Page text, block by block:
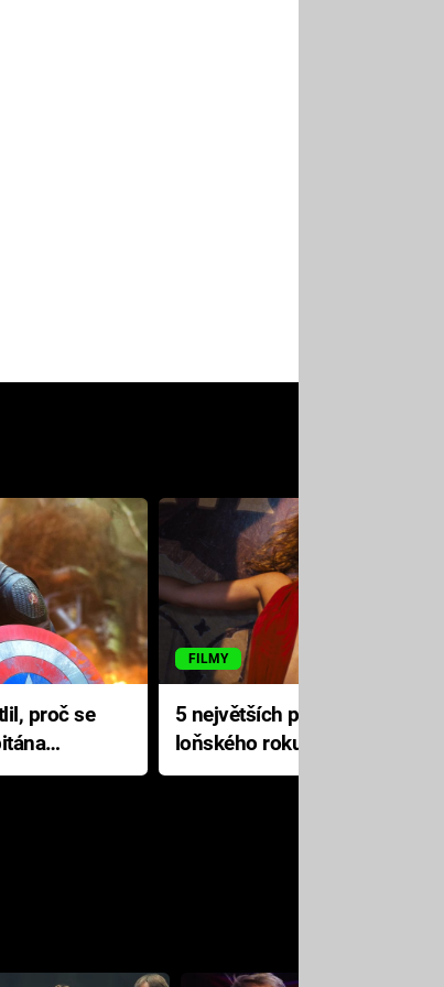
proč se
FILMY
5 největších propadáků
loňského roku: Disney na
jediné katastrofě prodělal 200